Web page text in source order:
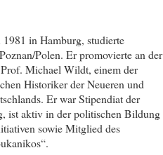
in Hamburg, studierte
Polen. Er promovierte an der
Michael Wildt, einem der
Historiker der Neueren und
Er war Stipendiat der
ist aktiv in der politischen Bildung
sowie Mitglied des